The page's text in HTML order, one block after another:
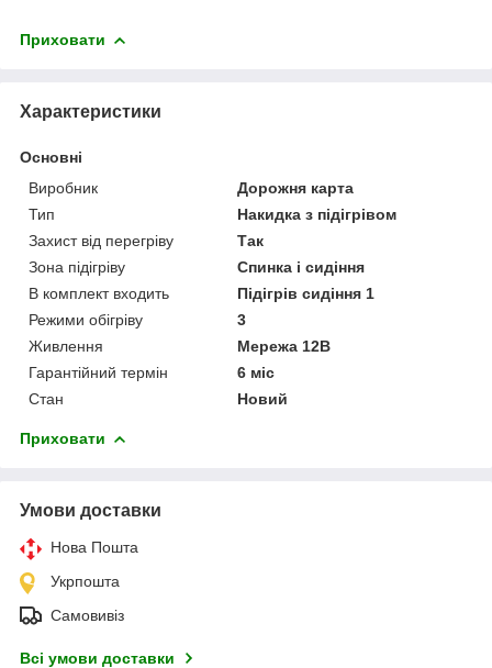
Приховати
Характеристики
Основні
Виробник
Дорожня карта
Тип
Накидка з підігрівом
Захист від перегріву
Так
Зона підігріву
Спинка і сидіння
В комплект входить
Підігрів сидіння 1
Режими обігріву
3
Живлення
Мережа 12В
Гарантійний термін
6 міс
Стан
Новий
Приховати
Умови доставки
Нова Пошта
Укрпошта
Самовивіз
Всі умови доставки